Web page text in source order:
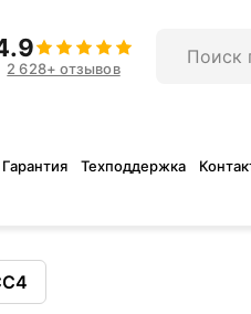
2 628+ отзывов
Гарантия Техподдержка